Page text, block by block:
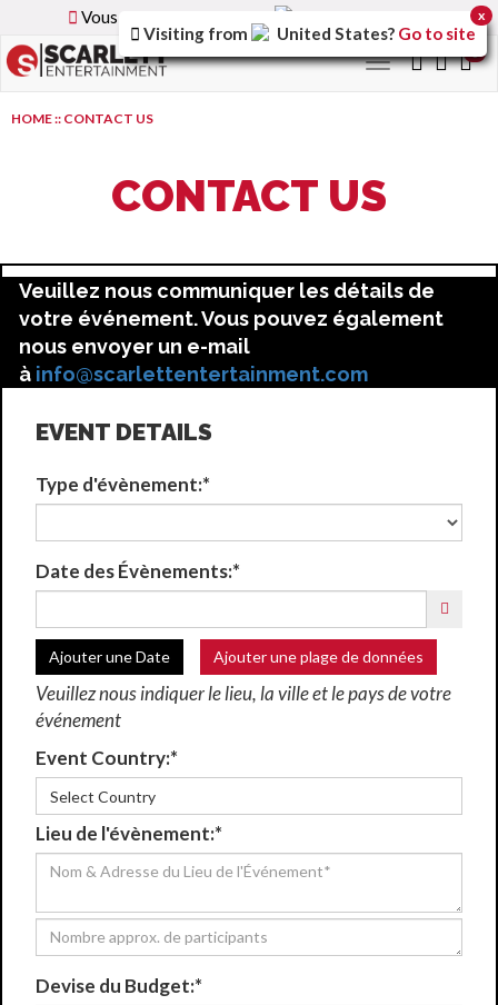
Vous parcourez la version
Toggle
navigation
HOME:: CONTACT US
CONTACT US
Veuillez nous communiquer les détails de
votre événement. Vous pouvez également
nous envoyer un e-mail
à info@scarlettentertainment.com
EVENT DETAILS
Type d'évènement:*
Date des Évènements:*
Ajouter une Date Ajouter une plage de données
Veuillez nous indiquer le lieu, la ville et le pays de votre
événement
Event Country:*
Select Country
Lieu de l'évènement:*
Devise du Budget:*
Visiting from United States? Go to site
x